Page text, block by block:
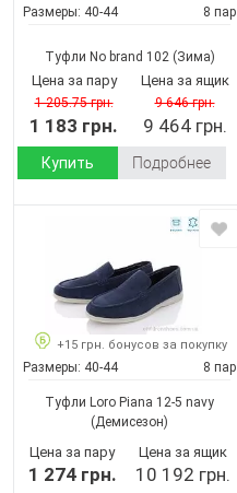
Размеры: 40-44 8 пар
Туфли No brand 102(Зима)
Цена за пару
1 205.75 грн.
1 183 грн.
Цена за ящик
9 646 грн.
9 464 грн.
Купить Подробнее
+15 грн. бонусов за покупку
Размеры: 40-44 8 пар
Туфли Loro Piana 12-5 navy
(Демисезон)
Цена за пару
1 274 грн.
Цена за ящик
10 192 грн.